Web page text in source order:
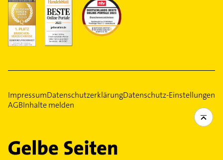
ImpressumDatenschutzerklärungDatenschutz-Einstellungen
AGBInhalte melden